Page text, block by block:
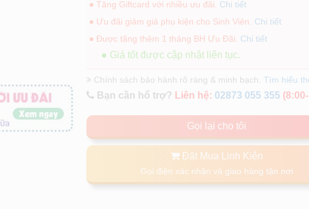
● Tặng Giftcard với nhiều ưu đãi. Chi tiết
● Ưu đãi giảm giá phụ kiện cho Sinh Viên. Chi tiết
● Được tặng thêm 1 tháng BH Ưu Đãi. Chi tiết
● Giá tốt được cập nhật liên tục.
Chính sách bảo hành rõ ràng & minh bạch.Tìm hiểu
Bạn cần hổ trợ? Liên hệ: 02873 055 355
Gọi lại cho tôi
Đặt Mua Linh Kiện
Gọi điện xác nhận và giao hàng tận nơi